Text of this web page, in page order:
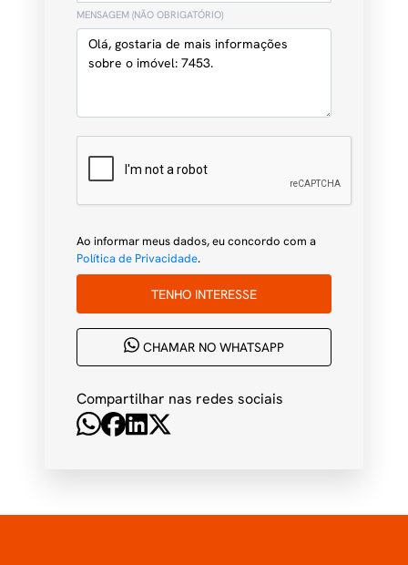
MENSAGEM (NÃO OBRIGATÓRIO)
Ao informar meus dados, eu concordo com a
Política de Privacidade.
TENHO INTERESSE
CHAMAR NO WHATSAPP
Compartilhar nas redes sociais